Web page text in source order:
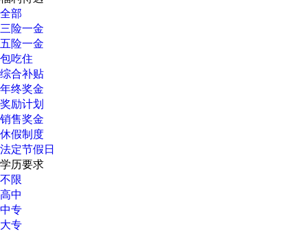
全部
三险一金
五险一金
包吃住
综合补贴
年终奖金
奖励计划
销售奖金
休假制度
法定节假日
学历要求
不限
高中
中专
大专